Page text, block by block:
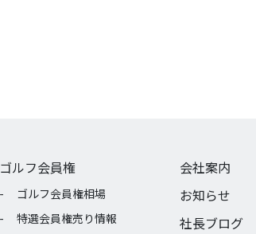
ゴルフ会員権
ゴルフ会員権相場
特選会員権売り情報
会社案内
お知らせ
社長ブログ